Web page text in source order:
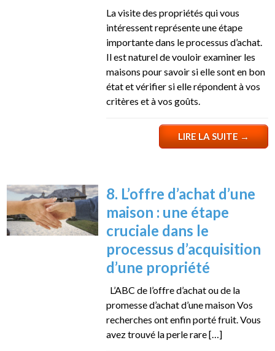
La visite des propriétés qui vous
intéressent représente une étape
importante dans le processus d’achat.
Il est naturel de vouloir examiner les
maisons pour savoir si elle sont en bon
état et vérifier si elle répondent à vos
critères et à vos goûts.
LIRE LA SUITE→
8. L’offre d’achat d’une
maison : une étape
cruciale dans le
processus d’acquisition
d’une propriété
L’ABC de l’offre d’achat ou de la
promesse d’achat d’une maison Vos
recherches ont enfin porté fruit. Vous
avez trouvé la perle rare […]